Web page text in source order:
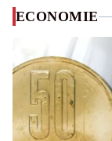
ECONOMIE